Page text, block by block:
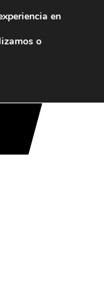
en
o